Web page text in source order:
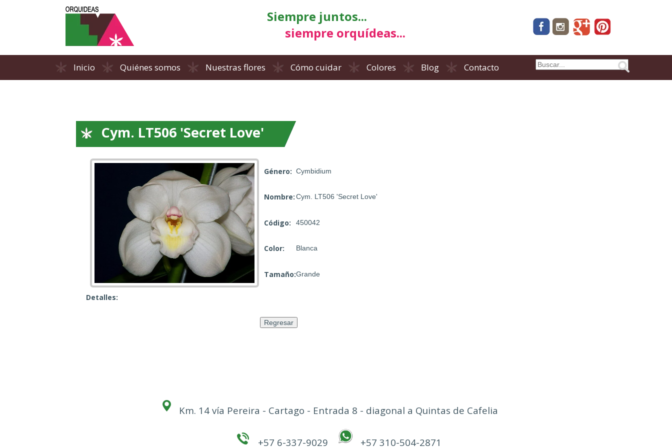
Siempre juntos...
siempre orquídeas...
Inicio Quiénes somos Nuestras flores Cómo cuidar Colores Blog Contacto
Cym. LT506 'Secret Love'
Género: Cymbidium
Nombre:Cym. LT506 'Secret Love'
Código: 450042
Color: Blanca
Tamaño:Grande
Detalles:
Km. 14 vía Pereira - Cartago - Entrada 8 - diagonal a Quintas de Cafelia
+57 6-337-9029 +57 310-504-2871